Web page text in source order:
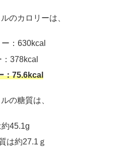
のカロリーは、
：630kcal
378kcal
：75.6kcal
の糖質は、
45.1g
は約27.1ｇ